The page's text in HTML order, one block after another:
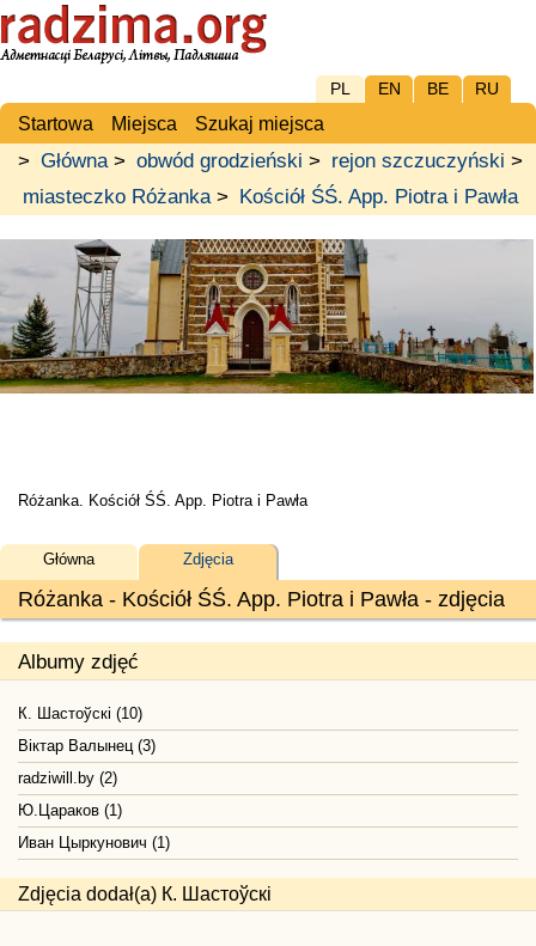
PL EN BE RU
Startowa Miejsca Szukaj miejsca
> Główna> obwód grodzieński > rejon szczuczyński >
miasteczko Różanka> Kościół ŚŚ. App. Piotra i Pawła
Różanka. Kościół ŚŚ. App. Piotra i Pawła
Różanka - Kościół ŚŚ. App. Piotra i Pawła - zdjęcia
Główna Zdjęcia
Albumy zdjęć
К. Шастоўскі (10)
Віктар Валынец (3)
radziwill.by (2)
Ю.Цараков (1)
Иван Цыркунович (1)
Zdjęcia dodał(a) К. Шастоўскі